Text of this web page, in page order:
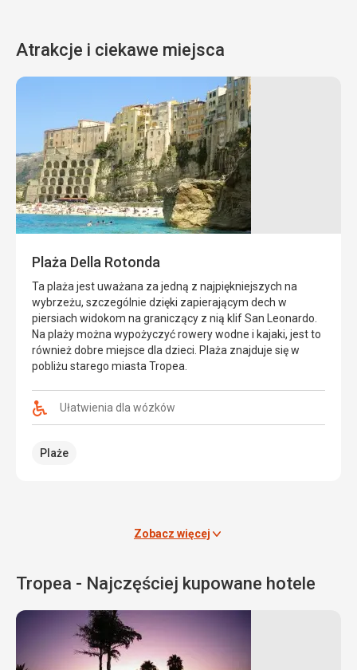
Atrakcje i ciekawe miejsca
Plaża Della Rotonda
Ta plaża jest uważana za jedną z najpiękniejszych na
wybrzeżu, szczególnie dzięki zapierającym dech w
piersiach widokom na graniczący z nią klif San Leonardo.
Na plaży można wypożyczyć rowery wodne i kajaki, jest to
również dobre miejsce dla dzieci. Plaża znajduje się w
pobliżu starego miasta Tropea.
Ułatwienia dla wózków
Plaże
Plaża
Linguata
Jest
to
jedna
z
największych
Tropei,
ograniczona
obu
stron
skałami.
Każdy
znajdzie
tam
płaskie
kamienie.
Na
wypożyczyć
Zobacz więcej
Tropea - Najczęściej kupowane hotele